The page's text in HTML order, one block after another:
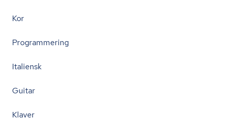
Kor
Programmering
Italiensk
Guitar
Klaver